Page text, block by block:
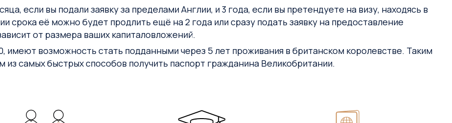
если вы подали заявку за пределами Англии, и 3 года, если вы претендуете на визу, находясь в
срока её можно будет продлить ещё на 2 года или сразу подать заявку на предоставление
от размера ваших капиталовложений.
имеют возможность стать подданными через 5 лет проживания в британском королевстве. Таким
из самых быстрых способов получить паспорт гражданина Великобритании.